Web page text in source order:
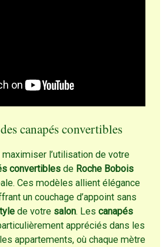
canapés convertibles
l’utilisation de votre
convertibles de Roche Bobois
Ces modèles allient élégance
un couchage d’appoint sans
de votre salon. Lescanapés
appréciés dans les
appartements, où chaque mètre